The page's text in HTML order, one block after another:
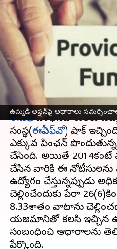
ఉమ్మడి ఆప్షన్‌పై ఆధారాలు
ఈపీఎఫ్ అధిక
ఆందోళన; ఉమ్మడి
ఆధారాలు
నోటీసులు
వ్రాసిన వారు Stalin Mar 06, 2023 01:06
ఈ వార్తాకథనం ఏంటి
ఈపీఎఫ్పింఛన్‌దారులకు
సంస్థ(ఈపీఎఫ్‌వో) షాక్
ఎక్కువ పింఛన్
చేసింది. అయితే 2014కంటే
చేసిన వారికి ఈ నోటీసులను
ఉద్యోగం చేస్తున్నప్పుడు
చెల్లించేందుకు పేరా
8.33శాతం వాటాను
యజమానితో కలసి ఇచ్చిన
సంబంధించి ఆధారాలను
పేర్కొంది.